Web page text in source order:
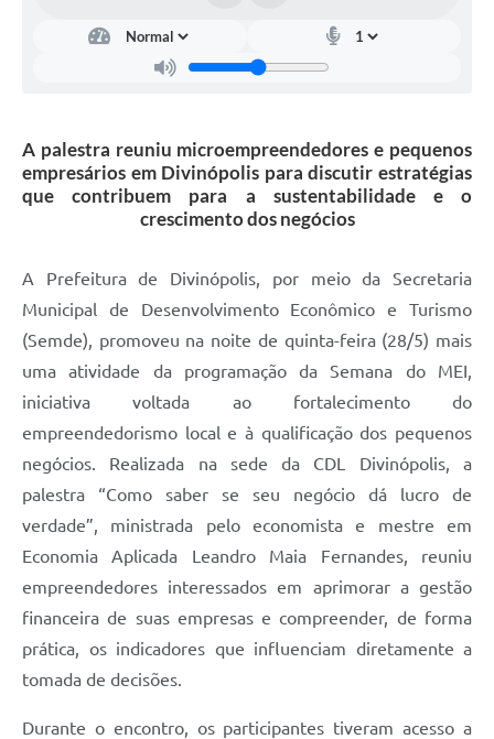
A palestra reuniu microempreendedores e pequenos
empresários em Divinópolis para discutir estratégias
que contribuem para a sustentabilidade e o
crescimento dos negócios
A Prefeitura de Divinópolis, por meio da Secretaria
Municipal de Desenvolvimento Econômico e Turismo
(Semde), promoveu na noite de quinta-feira (28/5) mais
uma atividade da programação da Semana do MEI,
iniciativa voltada ao fortalecimento do
empreendedorismo local e à qualificação dos pequenos
negócios. Realizada na sede da CDL Divinópolis, a
palestra “Como saber se seu negócio dá lucro de
verdade”, ministrada pelo economista e mestre em
Economia Aplicada Leandro Maia Fernandes, reuniu
empreendedores interessados em aprimorar a gestão
financeira de suas empresas e compreender, de forma
prática, os indicadores que influenciam diretamente a
tomada de decisões.
Durante o encontro, os participantes tiveram acesso a